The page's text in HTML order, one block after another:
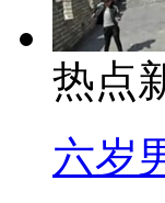
热点
六岁